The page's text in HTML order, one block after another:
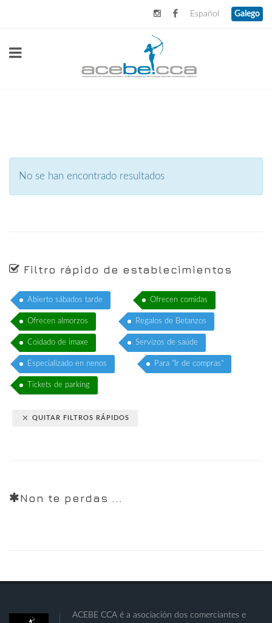
Español Galego
No se han encontrado resultados
Filtro rápido de establecimientos
Abierto sábados tarde Ofrecen comidas
Ofrecen almorzos Regalos de Betanzos
Coidado de imaxe Servizos de saúde
Especializado en nenos Para "Ir de compras"
Tickets de parking
QUITAR FILTROS RÁPIDOS
Non te perdas ...
ACEBE CCA é a asociación dos comerciantes e